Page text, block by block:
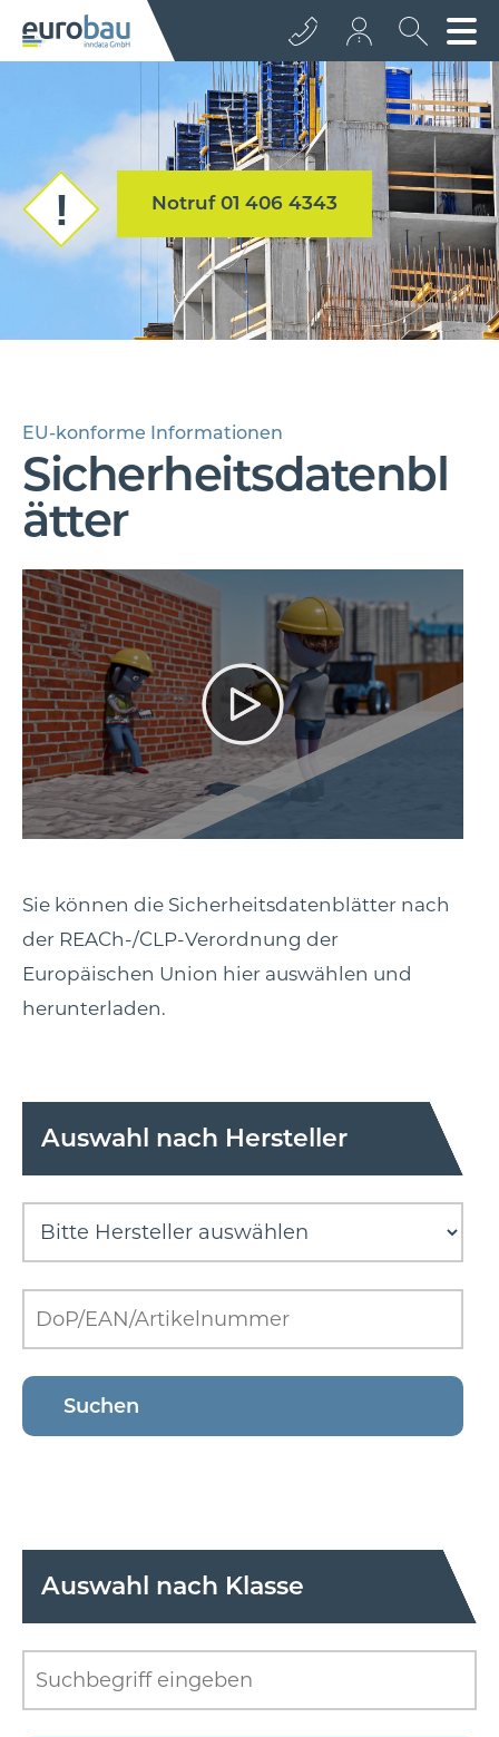
+43 512 362233
info@euro­bau.com
inndata
Notruf 01 406 4343
EU-konforme Informationen
Sicherheitsdatenbl
ätter
Sie können die Sicherheitsdatenblätter nach
der REACh-/CLP-Verordnung der
Europäischen Union hier auswählen und
herunterladen.
Auswahl nach Hersteller
Auswahl nach Klasse